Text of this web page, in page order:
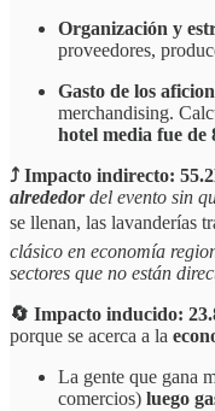
Organización y
proveedores,
Gasto de los
merchandising.
hotel media fue de
⤴️ Impacto indirecto:
alrededordel evento sin
se llenan, las lavanderías
clásico en economía
sectores que no están
🔄 Impacto inducido:
porque se acerca a la
La gente que gana
comercios) luego